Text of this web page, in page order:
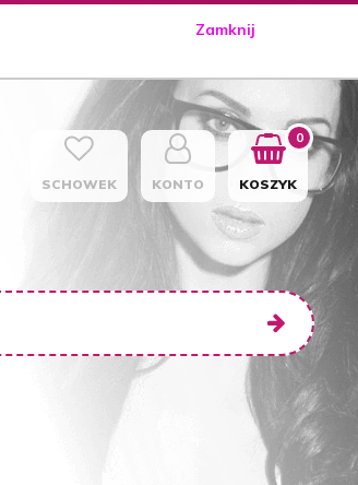
Zamknij
SCHOWEK KONTO KOSZYK
0